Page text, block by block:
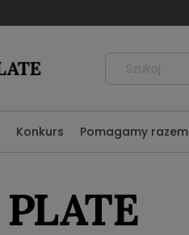
Konkurs Pomagamy razem